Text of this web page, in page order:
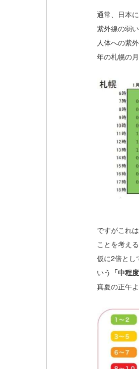
通常、日本
紫外線の弱い
人体への紫
年の札幌の
ですがこれ
ことを考え
仮に2倍とし
いう 「中程度
真夏の正午